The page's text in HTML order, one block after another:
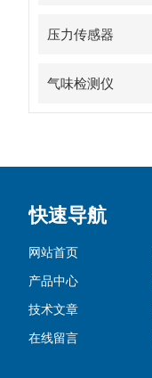
压力传感器
气味检测仪
快速导航
网站首页
产品中心
技术文章
在线留言